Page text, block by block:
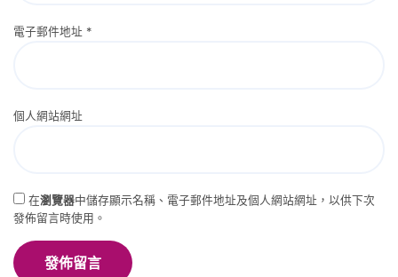
電子郵件地址 *
個人網站網址
在瀏覽器中儲存顯示名稱、電子郵件地址及個人網站網址，以供下次
發佈留言時使用。